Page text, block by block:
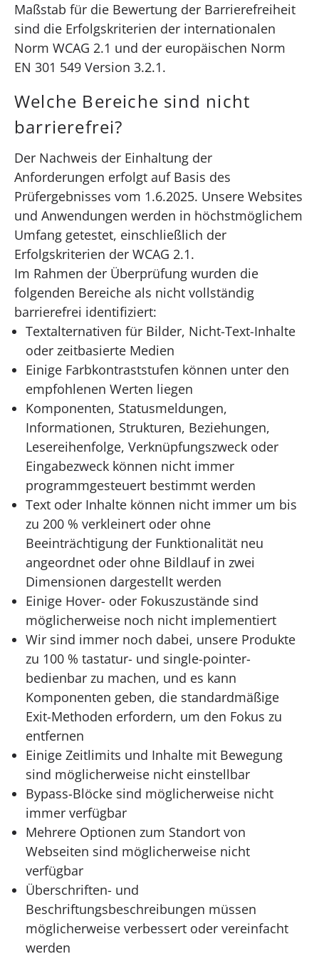
Maßstab für die Bewertung der Barrierefreiheit
sind die Erfolgskriterien der internationalen
Norm WCAG 2.1 und der europäischen Norm
EN 301 549 Version 3.2.1.
Welche Bereiche sind nicht
barrierefrei?
Der Nachweis der Einhaltung der
Anforderungen erfolgt auf Basis des
Prüfergebnisses vom 1.6.2025. Unsere Websites
und Anwendungen werden in höchstmöglichem
Umfang getestet, einschließlich der
Erfolgskriterien der WCAG 2.1.
Im Rahmen der Überprüfung wurden die
folgenden Bereiche als nicht vollständig
barrierefrei identifiziert:
Textalternativen für Bilder, Nicht-Text-Inhalte
oder zeitbasierte Medien
Einige Farbkontraststufen können unter den
empfohlenen Werten liegen
Komponenten, Statusmeldungen,
Informationen, Strukturen, Beziehungen,
Lesereihenfolge, Verknüpfungszweck oder
Eingabezweck können nicht immer
programmgesteuert bestimmt werden
Text oder Inhalte können nicht immer um bis
zu 200 % verkleinert oder ohne
Beeinträchtigung der Funktionalität neu
angeordnet oder ohne Bildlauf in zwei
Dimensionen dargestellt werden
Einige Hover- oder Fokuszustände sind
möglicherweise noch nicht implementiert
Wir sind immer noch dabei, unsere Produkte
zu 100 % tastatur- und single-pointer-
bedienbar zu machen, und es kann
Komponenten geben, die standardmäßige
Exit-Methoden erfordern, um den Fokus zu
entfernen
Einige Zeitlimits und Inhalte mit Bewegung
sind möglicherweise nicht einstellbar
Bypass-Blöcke sind möglicherweise nicht
immer verfügbar
Mehrere Optionen zum Standort von
Webseiten sind möglicherweise nicht
verfügbar
Überschriften- und
Beschriftungsbeschreibungen müssen
möglicherweise verbessert oder vereinfacht
werden